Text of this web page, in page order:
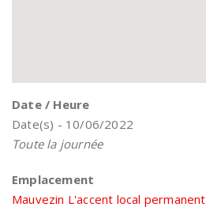
Date / Heure
Date(s) - 10/06/2022
Toute la journée
Emplacement
Mauvezin L'accent local permanent